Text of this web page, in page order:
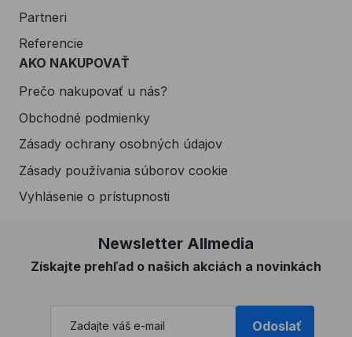
Partneri
Referencie
AKO NAKUPOVAŤ
Prečo nakupovať u nás?
Obchodné podmienky
Zásady ochrany osobných údajov
Zásady používania súborov cookie
Vyhlásenie o prístupnosti
Newsletter Allmedia
Získajte prehľad o našich akciách a novinkách
Odoslať